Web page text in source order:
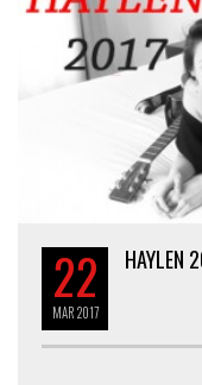
22
MAR2017
HAYLEN